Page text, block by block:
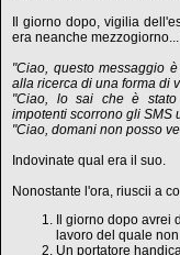
Il giorno dopo, vigilia
era neanche
"Ciao, questo messaggio
alla ricerca di una forma di
"Ciao, lo sai che è stato
impotenti scorrono gli SMS
"Ciao, domani non posso
Indovinate qual era il suo.
Nonostante l'ora, riuscii a
Il giorno dopo avrei
lavoro del quale
Un portatore